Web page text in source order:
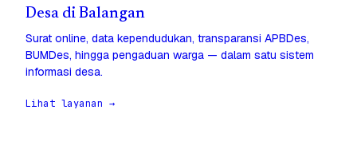
Desa di Balangan
Surat online, data kependudukan, transparansi APBDes,
BUMDes, hingga pengaduan warga — dalam satu sistem
informasi desa.
Lihat layanan →